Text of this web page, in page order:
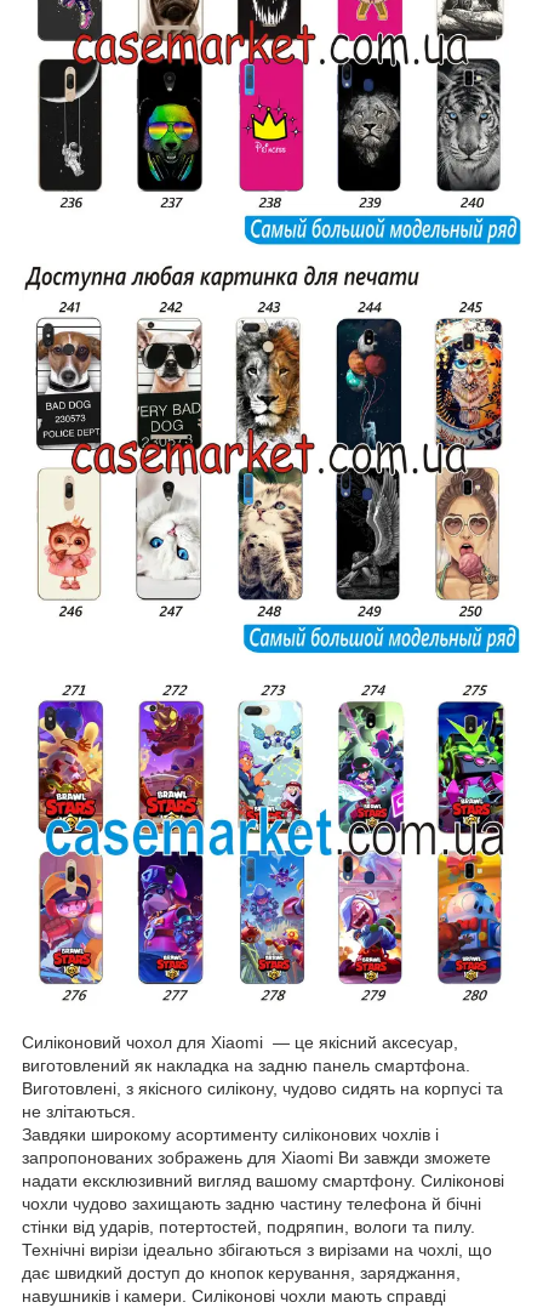
Силіконовий чохол для Xiaomi — це якісний аксесуар,
виготовлений як накладка на задню панель смартфона.
Виготовлені, з якісного силікону, чудово сидять на корпусі та
не злітаються.
Завдяки широкому асортименту силіконових чохлів і
запропонованих зображень для Xiaomi Ви завжди зможете
надати ексклюзивний вигляд вашому смартфону. Силіконові
чохли чудово захищають задню частину телефона й бічні
стінки від ударів, потертостей, подряпин, вологи та пилу.
Технічні вирізи ідеально збігаються з вирізами на чохлі, що
дає швидкий доступ до кнопок керування, заряджання,
навушників і камери. Силіконові чохли мають справді